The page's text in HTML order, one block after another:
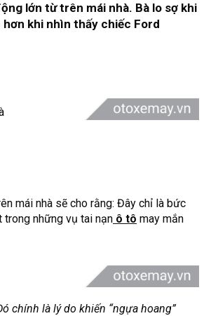
lớn từ trên mái nhà. Bà lo sợ khi
hơn khi nhìn thấy chiếc Ford
mái nhà sẽ cho rằng: Đây chỉ là bức
trong những vụ tai nạn ô tô may mắn
chính là lý do khiến “ngựa hoang”